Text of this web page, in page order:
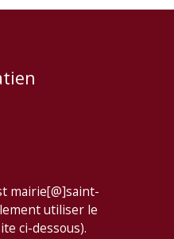
mairie[@]saint-
utiliser le
ci-dessous).